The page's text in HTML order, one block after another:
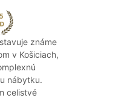
známe
v Košiciach,
nábytku.
celistvé